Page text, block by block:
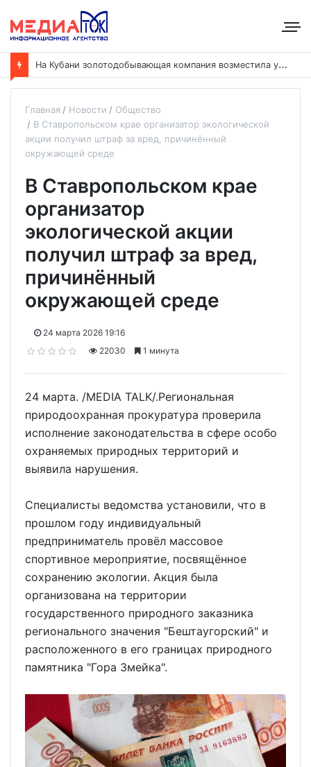
Н
а Кубани золотодобывающая компания возместила ущерб рекам на сумму почти 28 млн рублей
Главная Новости
Общество
В Ставропольском крае организатор экологической
акции получил штраф за вред, причинённый
окружающей среде
В Ставропольском крае
организатор
экологической акции
получил штраф за вред,
причинённый
окружающей среде
24 марта 2026 19:16
22030
1 минута
24 марта. /MEDIA TALK/.Региональная
природоохранная прокуратура проверила
исполнение законодательства в сфере особо
охраняемых природных территорий и
выявила нарушения.
Специалисты ведомства установили, что в
прошлом году индивидуальный
предприниматель провёл массовое
спортивное мероприятие, посвящённое
сохранению экологии. Акция была
организована на территории
государственного природного заказника
регионального значения "Бештаугорский" и
расположенного в его границах природного
памятника "Гора Змейка".